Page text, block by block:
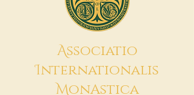
Associatio
Internationalis
MonAstica